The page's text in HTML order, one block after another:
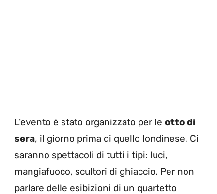
L’evento è stato organizzato per le otto di
sera, il giorno prima di quello londinese. Ci
saranno spettacoli di tutti i tipi: luci,
mangiafuoco, scultori di ghiaccio. Per non
parlare delle esibizioni di un quartetto